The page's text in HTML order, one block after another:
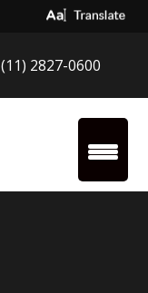
Select
(11) 2827-0600